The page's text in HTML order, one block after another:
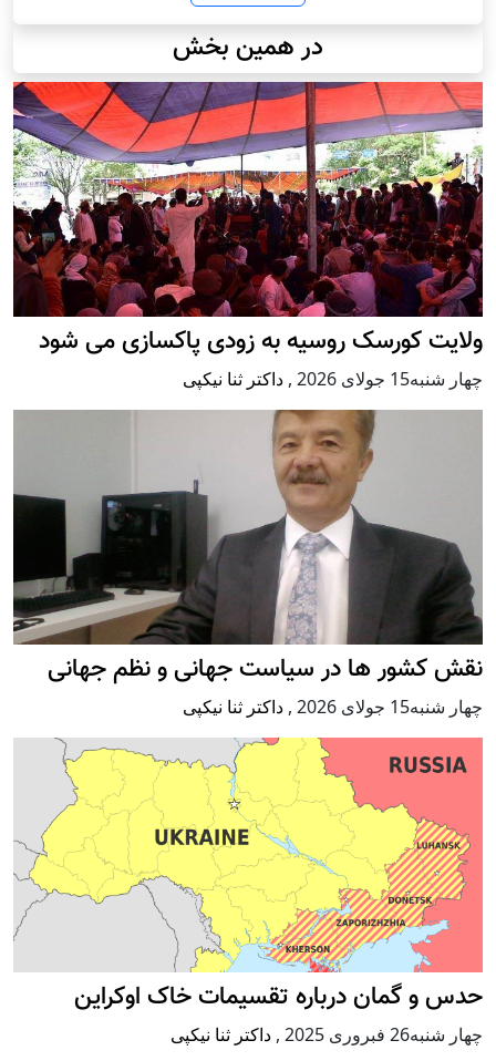
در همین بخش
ولایت کورسک روسیه به زودی پاکسازی می شود
چهار شنبه15 جولای 2026 , داکتر ثنا نیکپی
نقش کشور ها در سیاست جهانی و نظم جهانی
چهار شنبه15 جولای 2026 , داکتر ثنا نیکپی
حدس و گمان درباره تقسیمات خاک اوکراین
چهار شنبه26 فبروری 2025 , داکتر ثنا نیکپی